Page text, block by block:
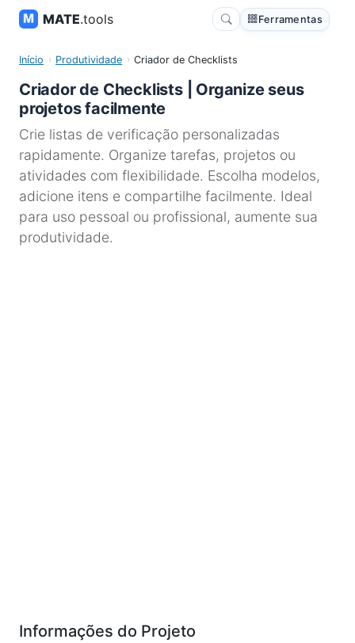
MATE.tools Ferramentas
Início Produtividade Criador de Checklists
Criador de Checklists | Organize seus
projetos facilmente
Crie listas de verificação personalizadas
rapidamente. Organize tarefas, projetos ou
atividades com flexibilidade. Escolha modelos,
adicione itens e compartilhe facilmente. Ideal
para uso pessoal ou profissional, aumente sua
produtividade.
Informações do Projeto